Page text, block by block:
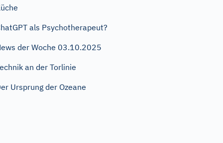
als Psychotherapeut?
der Woche 03.10.2025
an der Torlinie
Ursprung der Ozeane